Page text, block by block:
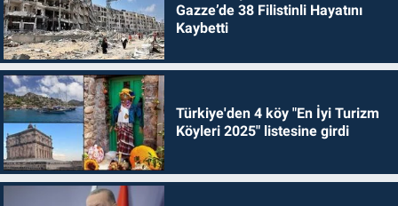
Gazze’de 38 Filistinli Hayatını
Kaybetti
Türkiye'den 4 köy "En İyi Turizm
Köyleri 2025" listesine girdi